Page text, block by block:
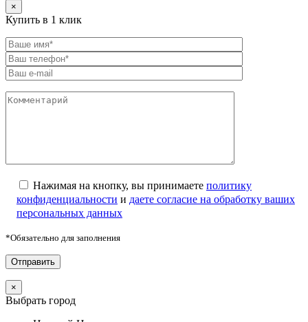
×
Купить в 1 клик
Нажимая на кнопку, вы принимаете политику
конфиденциальности и даете согласие на обработку ваших
персональных данных
*Обязательно для заполнения
×
Выбрать город